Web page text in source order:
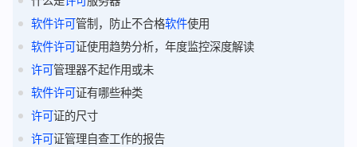
软件许可 管制，防止不合格软件使用
软件许可 证使用趋势分析，年度监控深度解读
许可 管理器不起作用或未
软件许可 证有哪些种类
许可 证的尺寸
许可 证管理自查工作的报告